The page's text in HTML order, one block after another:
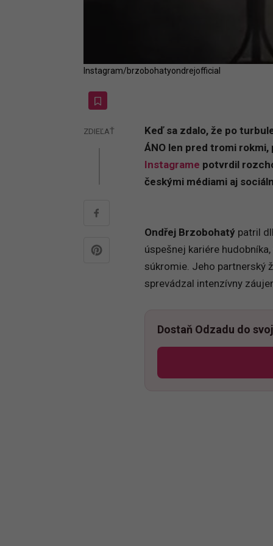
Instagram/brzobohatyondrejofficial
ZDIEĽAŤ
Keď sa zdalo, že po
ÁNO len pred tromi
Instagrame potvrdil
českými médiami aj
Ondřej Brzobohatý patril
úspešnej kariére
súkromie. Jeho partnerský
sprevádzal intenzívny
Dostaň Odzadu do